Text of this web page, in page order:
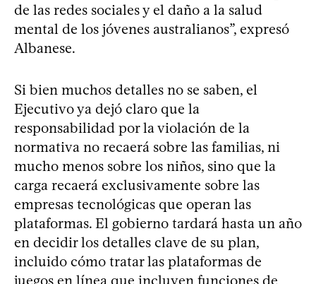
de las redes sociales y el daño a la salud
mental de los jóvenes australianos”, expresó
Albanese.
Si bien muchos detalles no se saben, el
Ejecutivo ya dejó claro que la
responsabilidad por la violación de la
normativa no recaerá sobre las familias, ni
mucho menos sobre los niños, sino que la
carga recaerá exclusivamente sobre las
empresas tecnológicas que operan las
plataformas. El gobierno tardará hasta un año
en decidir los detalles clave de su plan,
incluido cómo tratar las plataformas de
juegos en línea que incluyen funciones de